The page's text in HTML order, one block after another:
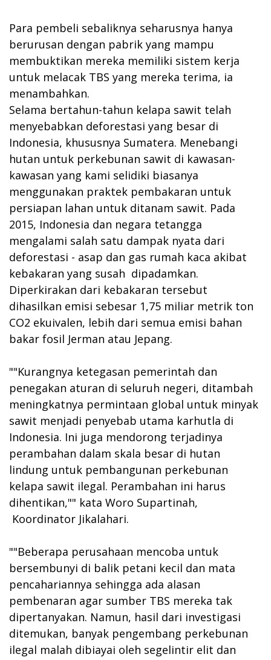
Para pembeli sebaliknya seharusnya hanya
berurusan dengan pabrik yang mampu
membuktikan mereka memiliki sistem kerja
untuk melacak TBS yang mereka terima, ia
menambahkan.
Selama bertahun-tahun kelapa sawit telah
menyebabkan deforestasi yang besar di
Indonesia, khususnya Sumatera. Menebangi
hutan untuk perkebunan sawit di kawasan-
kawasan yang kami selidiki biasanya
menggunakan praktek pembakaran untuk
persiapan lahan untuk ditanam sawit. Pada
2015, Indonesia dan negara tetangga
mengalami salah satu dampak nyata dari
deforestasi - asap dan gas rumah kaca akibat
kebakaran yang susah dipadamkan.
Diperkirakan dari kebakaran tersebut
dihasilkan emisi sebesar 1,75 miliar metrik ton
CO2 ekuivalen, lebih dari semua emisi bahan
bakar fosil Jerman atau Jepang.
""Kurangnya ketegasan pemerintah dan
penegakan aturan di seluruh negeri, ditambah
meningkatnya permintaan global untuk minyak
sawit menjadi penyebab utama karhutla di
Indonesia. Ini juga mendorong terjadinya
perambahan dalam skala besar di hutan
lindung untuk pembangunan perkebunan
kelapa sawit ilegal. Perambahan ini harus
dihentikan,"" kata Woro Supartinah,
Koordinator Jikalahari.
""Beberapa perusahaan mencoba untuk
bersembunyi di balik petani kecil dan mata
pencahariannya sehingga ada alasan
pembenaran agar sumber TBS mereka tak
dipertanyakan. Namun, hasil dari investigasi
ditemukan, banyak pengembang perkebunan
ilegal malah dibiayai oleh segelintir elit dan